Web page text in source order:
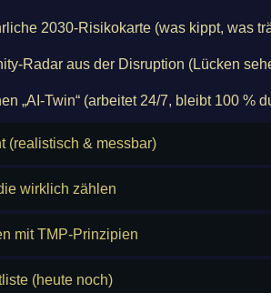
2030-Risikokarte (was kippt, was
Radar aus der Disruption (Lücken
„AI-Twin“ (arbeitet 24/7, bleibt 100 %
(realistisch & messbar)
wirklich zählen
mit TMP-Prinzipien
(heute noch)